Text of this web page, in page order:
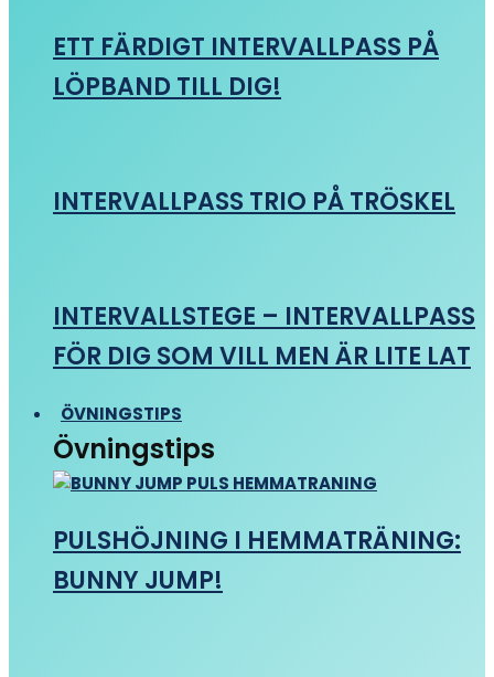
ETT FÄRDIGT INTERVALLPASS PÅ
LÖPBAND TILL DIG!
INTERVALLPASS TRIO PÅ TRÖSKEL
INTERVALLSTEGE – INTERVALLPASS
FÖR DIG SOM VILL MEN ÄR LITE LAT
ÖVNINGSTIPS
Övningstips
PULSHÖJNING I HEMMATRÄNING:
BUNNY JUMP!